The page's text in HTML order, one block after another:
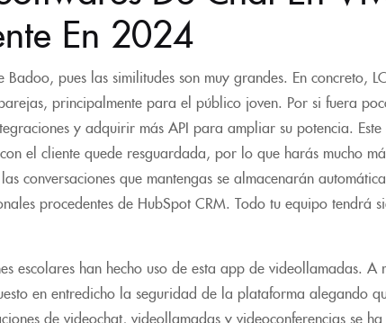
En 2024
pues las similitudes son muy grandes. En concreto,
principalmente para el público joven. Por si fuera
y adquirir más API para ampliar su potencia.
el cliente quede resguardada, por lo que harás mucho
conversaciones que mantengas se almacenarán
procedentes de HubSpot CRM. Todo tu equipo tendrá
escolares han hecho uso de esta app de videollamadas.
en entredicho la seguridad de la plataforma alegando
de videochat, videollamadas y videoconferencias se